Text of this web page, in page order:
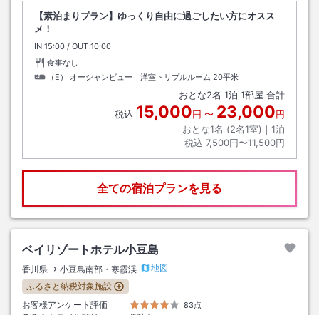
【素泊まりプラン】ゆっくり自由に過ごしたい方にオスス
メ！
IN チェックイン
15:00 / OUT チェックアウト
10:00
食事なし
（E） オーシャンビュー 洋室トリプルルーム 20平米
おとな2名 1泊 1部屋 合計
税込 15,000円 〜 23,000円
おとな1名 (2名1室)｜ 1泊
税込 7,500円〜11,500円
全ての宿泊プランを見る
ベイリゾートホテル小豆島
香川県 小豆島南部・寒霞渓
地図
ふるさと納税対象施設
お客様アンケート評価
83点